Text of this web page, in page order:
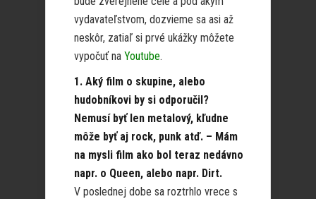
vydavateľstvom, dozvieme sa asi až
neskôr, zatiaľ si prvé ukážky môžete
vypočuť na Youtube.
1. Aký film o skupine, alebo
hudobníkovi by si odporučil?
Nemusí byť len metalový, kľudne
môže byť aj rock, punk atď. – Mám
na mysli film ako bol teraz nedávno
napr. o Queen, alebo napr. Dirt.
V poslednej dobe sa roztrhlo vrece s